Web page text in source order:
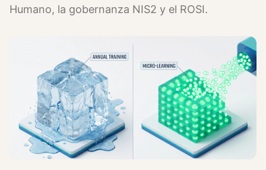
Humano, la gobernanza NIS2 y el ROSI.